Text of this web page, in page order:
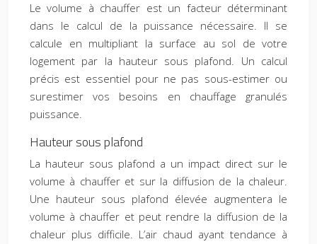
Le volume à chauffer est un facteur déterminant
dans le calcul de la puissance nécessaire. Il se
calcule en multipliant la surface au sol de votre
logement par la hauteur sous plafond. Un calcul
précis est essentiel pour ne pas sous-estimer ou
surestimer vos besoins en chauffage granulés
puissance.
Hauteur sous plafond
La hauteur sous plafond a un impact direct sur le
volume à chauffer et sur la diffusion de la chaleur.
Une hauteur sous plafond élevée augmentera le
volume à chauffer et peut rendre la diffusion de la
chaleur plus difficile. L’air chaud ayant tendance à